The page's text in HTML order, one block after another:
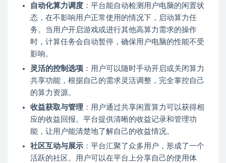
自动化算力调度 ：平台能自动检测用户电脑的闲置状
态，在不影响用户正常使用的情况下，启动算力任
务。当用户开启游戏或进行其他高算力需求的操作
时，计算任务会自动暂停，确保用户电脑的性能不受
影响。
灵活的控制选项 ：用户可以随时手动开启或关闭算力
共享功能，根据自己的需求灵活调整，完全掌控自己
的算力资源。
收益获取与管理 ：用户通过共享闲置算力可以获得相
应的收益回报。平台提供清晰的收益记录和管理功
能，让用户能清楚地了解自己的收益情况。
社区互动与展示 ：平台汇聚了众多用户，形成了一个
活跃的社区。用户可以在平台上分享自己的使用体